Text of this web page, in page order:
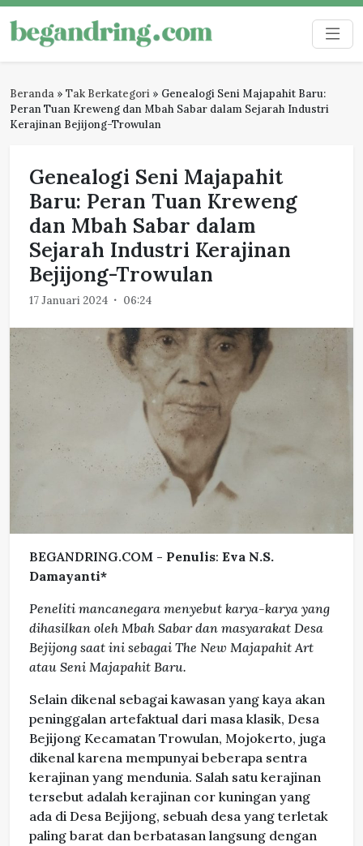
Skip
to
content
Begandring
Menjaga ingatan untuk masa depan
Beranda » Tak Berkategori » Genealogi Seni Majapahit Baru:
Peran Tuan Kreweng dan Mbah Sabar dalam Sejarah Industri
Kerajinan Bejijong-Trowulan
Genealogi Seni Majapahit
Baru: Peran Tuan Kreweng
dan Mbah Sabar dalam
Sejarah Industri Kerajinan
Bejijong-Trowulan
17 Januari 2024 06:24
BEGANDRING.COM - Penulis: Eva N.S.
Damayanti*
Peneliti mancanegara menyebut karya-karya yang
dihasilkan oleh Mbah Sabar dan masyarakat Desa
Bejijong saat ini sebagai The New Majapahit Art
atau Seni Majapahit Baru.
Selain dikenal sebagai kawasan yang kaya akan
peninggalan artefaktual dari masa klasik, Desa
Bejijong Kecamatan Trowulan, Mojokerto, juga
dikenal karena mempunyai beberapa sentra
kerajinan yang mendunia. Salah satu kerajinan
tersebut adalah kerajinan cor kuningan yang
ada di Desa Bejijong, sebuah desa yang terletak
paling barat dan berbatasan langsung dengan